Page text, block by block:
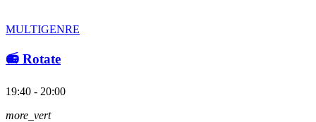
MULTIGENRE
📻 Rotate
19:40 - 20:00
more_vert